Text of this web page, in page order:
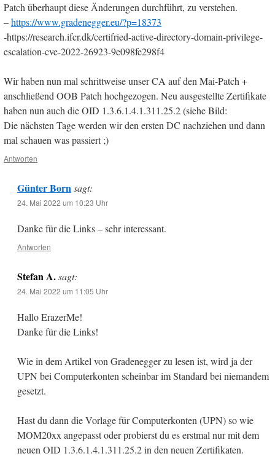
Patch überhaupt diese Änderungen durchführt, zu verstehen.
–https://www.gradenegger.eu/?p=18373
-https://research.ifcr.dk/certifried-active-directory-domain-privilege-
escalation-cve-2022-26923-9e098fe298f4
Wir haben nun mal schrittweise unser CA auf den Mai-Patch +
anschließend OOB Patch hochgezogen. Neu ausgestellte Zertifikate
haben nun auch die OID 1.3.6.1.4.1.311.25.2 (siehe Bild:
Die nächsten Tage werden wir den ersten DC nachziehen und dann
mal schauen was passiert ;)
Antworten
Günter Born sagt:
24. Mai 2022 um 10:23 Uhr
Danke für die Links – sehr interessant.
Antworten
Stefan A. sagt:
24. Mai 2022 um 11:05 Uhr
Hallo ErazerMe!
Danke für die Links!
Wie in dem Artikel von Gradenegger zu lesen ist, wird ja der
UPN bei Computerkonten scheinbar im Standard bei niemandem
gesetzt.
Hast du dann die Vorlage für Computerkonten (UPN) so wie
MOM20xx angepasst oder probierst du es erstmal nur mit dem
neuen OID 1.3.6.1.4.1.311.25.2 in den neuen Zertifikaten.